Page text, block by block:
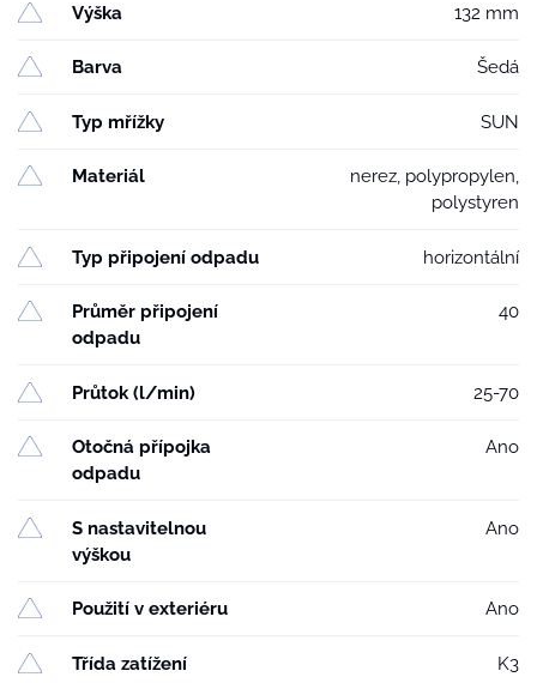
Výška 132 mm
Barva Šedá
Typ mřížky SUN
Materiál
nerez, polypropylen,
polystyren
Typ připojení odpadu horizontální
Průměr připojení
odpadu
40
Průtok (l/min) 25-70
Otočná přípojka
odpadu
Ano
S nastavitelnou
výškou
Ano
Použití v exteriéru Ano
Třída zatížení K3